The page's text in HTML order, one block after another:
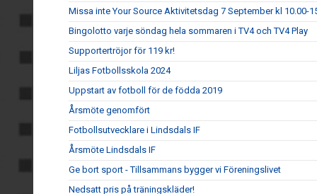
Missa inte Your Source Aktivitetsdag 7 September kl 10.00-
Bingolotto varje söndag hela sommaren i TV4 och TV4 Play
Supportertröjor för 119 kr!
Liljas Fotbollsskola 2024
Uppstart av fotboll för de födda 2019
Årsmöte genomfört
Fotbollsutvecklare i Lindsdals IF
Årsmöte Lindsdals IF
Ge bort sport - Tillsammans bygger vi Föreningslivet
Nedsatt pris på träningskläder!